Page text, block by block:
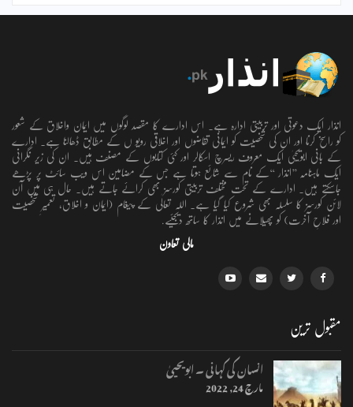
انذار ایک دعوتی اور تربیتی ادارہ ہے۔ اس ادارے کا مقصد لوگوں میں ایمان واخلاق کے شعور
کو راسخ کرنا اور ان کی شخصیت کو ایمانی تقاضوں اور اخلاقی رویو ں کے مطابق ڈھالنا ہے۔ ادارے
کے بانی ابویحییٰ ایک معروف ریسرچ اسکالر اور کئی کتابوں کے مصنف ہیں۔ ان کی زیر نگرانی
ایک ماہنامہ ’’انذار ‘‘کے نام سے شائع ہوتا ہے جس کے مضامین اس ویب سائٹ پر پڑھے
جاسکتے ہیں۔ ادارے کے تحت مختلف تربیتی کورسز بھی کرائے جاتے ہیں۔ حال ہی میں آن
لائن کورسز کا سلسلہ بھی شروع کیا گیا ہے۔ اللہ تعالٰی کے پیغام (ایمان و اخلاق، تعمیرِ شخصیت
اور فلاحِ آخرت) کو پھیلانے میں انذار کا ساتھ دیجئیے.
مالی تعاون
مقبول ترین
انسان کی کہانی ۔ ابویحییٰ
مارچ 24, 2022